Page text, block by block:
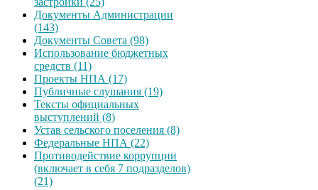
Документы Администрации
(143)
Документы Совета (98)
Использование бюджетных
средств (11)
Проекты НПА (17)
Публичные слушания (19)
Тексты официальных
выступлений (8)
Устав сельского поселения (8)
Федеральные НПА (22)
Противодействие коррупции
(включает в себя 7 подразделов)
(21)